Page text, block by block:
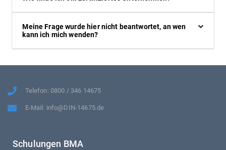
Meine Frage wurde hier nicht beantwortet, an wen
kann ich mich wenden?
Telefon: 0800 / 346 14675
E-Mail: info@DIN-14675.de
Schulungen BMA